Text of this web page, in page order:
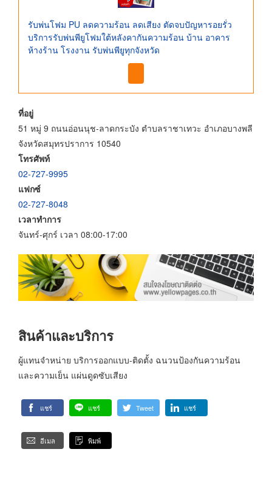
รับพ่นโฟม PU ลดความร้อน ลดเสียง ตัดจบปัญหารอยรั่ว
บริการรับพ่นพียูโฟมใต้หลังคากันความร้อน บ้าน อาคาร
ห้างร้าน โรงงาน รับพ่นพียูทุกจังหวัด
ที่อยู่
51 หมู่ 9 ถนนอ่อนนุช-ลาดกระบัง ตำบลราชาเทวะ อำเภอบางพลี
จังหวัดสมุทรปราการ 10540
โทรศัพท์
02-727-9995
แฟกซ์
02-727-8048
เวลาทำการ
จันทร์-ศุกร์ เวลา 08:00-17:00
สินค้าและบริการ
ผู้แทนจำหน่าย บริการออกแบบ-ติดตั้ง ฉนวนป้องกันความร้อน
และความเย็น แผ่นดูดซับเสียง
แชร์ แชร์ Tweet แชร์
อีเมล พิมพ์